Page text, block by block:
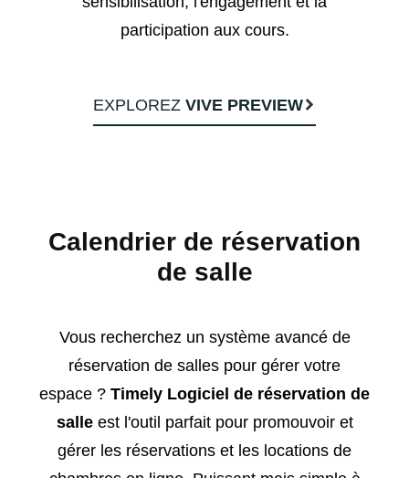
participation aux cours.
EXPLOREZ VIVE PREVIEW
Calendrier de réservation
de salle
Vous recherchez un système avancé de
réservation de salles pour gérer votre
espace ? Timely Logiciel de réservation de
salleest l'outil parfait pour promouvoir et
gérer les réservations et les locations de